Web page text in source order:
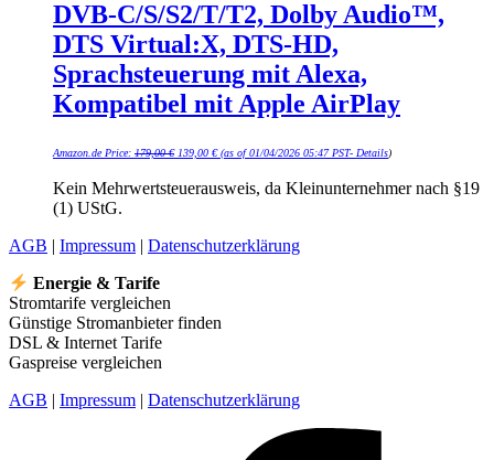
DVB-C/S/S2/T/T2, Dolby Audio™,
DTS Virtual:X, DTS-HD,
Sprachsteuerung mit Alexa,
Kompatibel mit Apple AirPlay
Amazon.de Price: 179,00€Preis
139,00 €Preis
139,00 €.
(as of 01/04/2026 05:47 PST- Details)
Kein Mehrwertsteuerausweis, da Kleinunternehmer nach §19
(1) UStG.
AGB | Impressum | Datenschutzerklärung
Energie & Tarife
Stromtarife vergleichen
Günstige Stromanbieter finden
DSL & Internet Tarife
Gaspreise vergleichen
AGB | Impressum | Datenschutzerklärung